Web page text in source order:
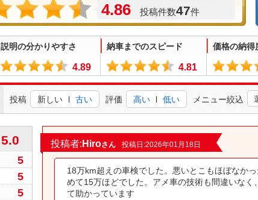
4.86 投稿件数47件
説明の分かりやすさ 納車までのスピード 価格の納得
4.89 4.81
投稿 新しい l 古い 評価 高い l 低い メニュー絞込
5.0
5
5
5
投稿者:Hiroさん 投稿日:2026年01月18日
18万km超えの車検でした。悪いとこもほぼなか
めて15万ほどでした。アメ車の技術も間違いなく
て助かっています